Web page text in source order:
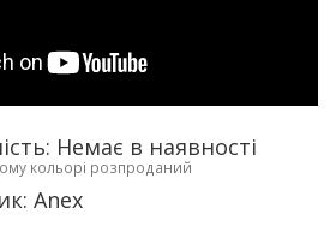
Немає в наявності
кольорі розпроданий
Anex